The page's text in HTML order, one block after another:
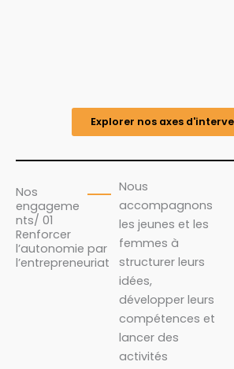
Explorer nos axes
Nos
engageme
nts/ 01
Renforcer
l’autonomie par
l’entrepreneuriat
Nous
accompagnons
les jeunes et les
femmes à
structurer leurs
idées,
développer leurs
compétences et
lancer des
activités